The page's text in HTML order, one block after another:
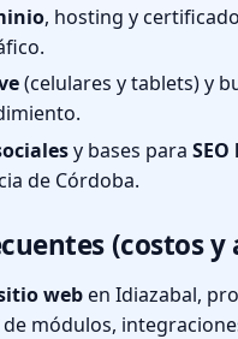
, hosting y
(celulares y tablets) y
y bases para
de Córdoba.
(costos y
weben Idiazabal,
módulos,